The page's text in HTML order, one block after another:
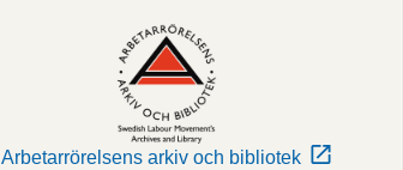
Arbetarrörelsens arkiv och bibliotek